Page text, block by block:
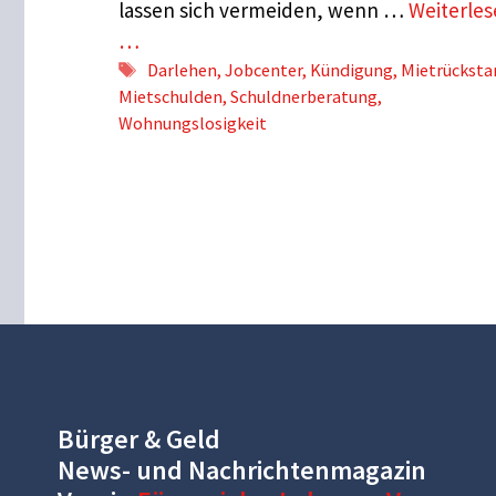
lassen sich vermeiden, wenn …
…
Schlagwörter
Darlehen, Jobcenter, Kündigung,
Mietschulden, Schuldnerberatung,
Wohnungslosigkeit
Bürger & Geld
News- und Nachrichtenmagazin